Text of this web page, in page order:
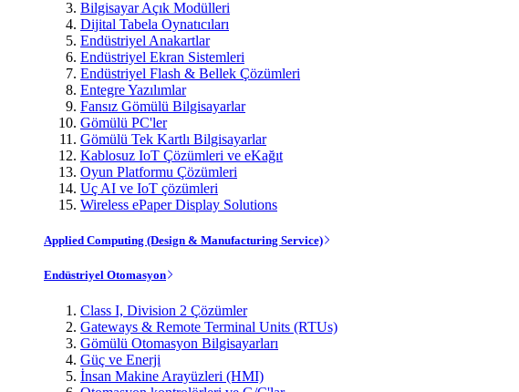
Bilgisayar Açık Modülleri
Dijital Tabela Oynatıcıları
Endüstriyel Anakartlar
Endüstriyel Ekran Sistemleri
Endüstriyel Flash & Bellek Çözümleri
Entegre Yazılımlar
Fansız Gömülü Bilgisayarlar
Gömülü PC'ler
Gömülü Tek Kartlı Bilgisayarlar
Kablosuz IoT Çözümleri ve eKağıt
Oyun Platformu Çözümleri
Uç AI ve IoT çözümleri
Wireless ePaper Display Solutions
Applied Computing (Design & Manufacturing Service)
Endüstriyel Otomasyon
Class I, Division 2 Çözümler
Gateways & Remote Terminal Units (RTUs)
Gömülü Otomasyon Bilgisayarları
Güç ve Enerji
İnsan Makine Arayüzleri (HMI)